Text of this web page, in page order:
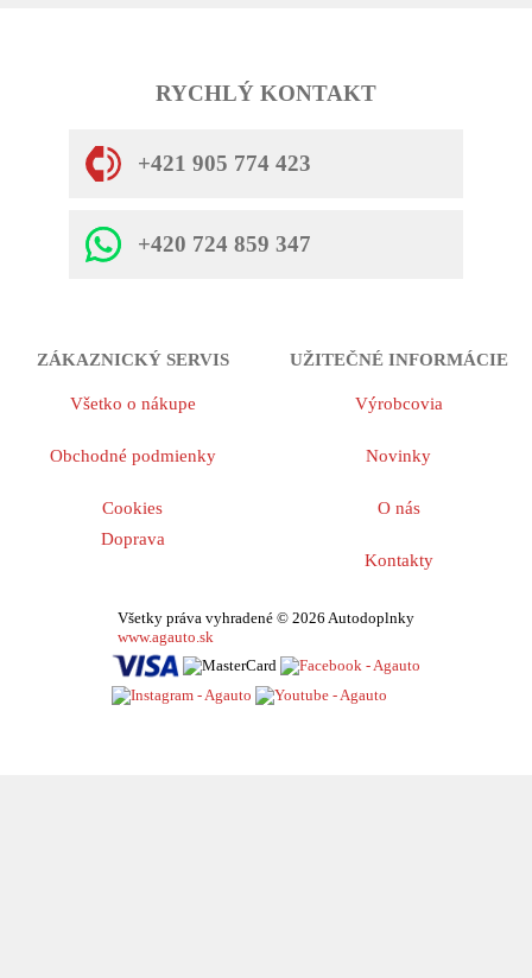
RYCHLÝ KONTAKT
+421 905 774 423
+420 724 859 347
ZÁKAZNICKÝ SERVIS
Všetko o nákupe
Obchodné podmienky
Cookies
Doprava
UŽITEČNÉ INFORMÁCIE
Výrobcovia
Novinky
O nás
Kontakty
Všetky práva vyhradené © 2026 Autodoplnky
www.agauto.sk